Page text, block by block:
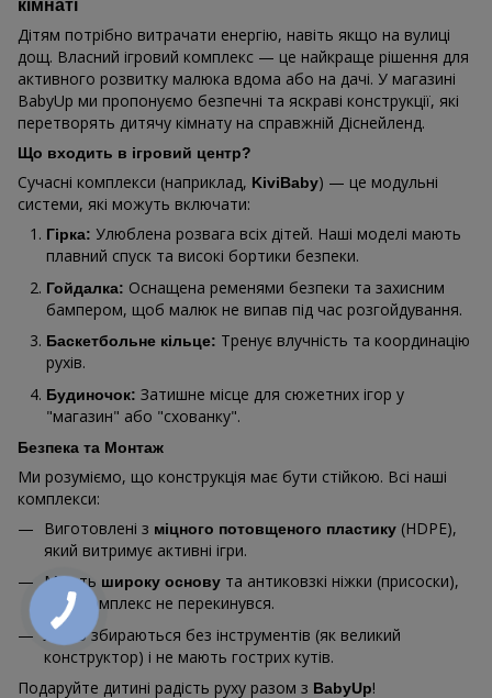
кімнаті
Дітям потрібно витрачати енергію, навіть якщо на вулиці
дощ. Власний ігровий комплекс — це найкраще рішення для
активного розвитку малюка вдома або на дачі. У магазині
BabyUp ми пропонуємо безпечні та яскраві конструкції, які
перетворять дитячу кімнату на справжній Діснейленд.
Що входить в ігровий центр?
Сучасні комплекси (наприклад, KiviBaby) — це модульні
системи, які можуть включати:
Гірка: Улюблена розвага всіх дітей. Наші моделі мають
плавний спуск та високі бортики безпеки.
Гойдалка: Оснащена ременями безпеки та захисним
бампером, щоб малюк не випав під час розгойдування.
Баскетбольне кільце: Тренує влучність та координацію
рухів.
Будиночок: Затишне місце для сюжетних ігор у
"магазин" або "схованку".
Безпека та Монтаж
Ми розуміємо, що конструкція має бути стійкою. Всі наші
комплекси:
Виготовлені з міцного потовщеного пластику (HDPE),
який витримує активні ігри.
Мають широку основу та антиковзкі ніжки (присоски),
щоб комплекс не перекинувся.
Легко збираються без інструментів (як великий
конструктор) і не мають гострих кутів.
Подаруйте дитині радість руху разом з BabyUp!